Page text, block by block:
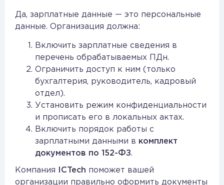
Да, зарплатные данные — это персональные
данные. Организация должна:
Включить зарплатные сведения в
перечень обрабатываемых ПДн.
Ограничить доступ к ним (только
бухгалтерия, руководитель, кадровый
отдел).
Установить режим конфиденциальности
и прописать его в локальных актах.
Включить порядок работы с
зарплатными данными в комплект
документов по 152-ФЗ.
Компания ICTech поможет вашей
организации правильно оформить документы